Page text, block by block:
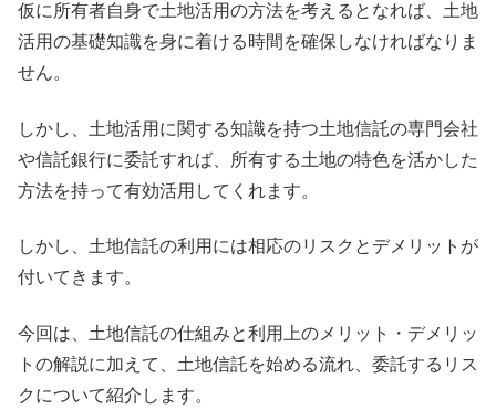
仮に所有者自身で土地活用の方法を考えるとなれば、土地
活用の基礎知識を身に着ける時間を確保しなければなりま
せん。
しかし、土地活用に関する知識を持つ土地信託の専門会社
や信託銀行に委託すれば、所有する土地の特色を活かした
方法を持って有効活用してくれます。
しかし、土地信託の利用には相応のリスクとデメリットが
付いてきます。
今回は、土地信託の仕組みと利用上のメリット・デメリッ
トの解説に加えて、土地信託を始める流れ、委託するリス
クについて紹介します。